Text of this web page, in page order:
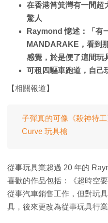
在香港筲箕灣有一間超
驚人
Raymond 憶述：「有
MANDARAKE，看到
感覺，於是便了這間玩
可租四驅車跑道，自己
【相關報道】
子彈真的可像《殺神特
Curve 玩具槍
從事玩具業超過 20 年的
喜歡的作品包括：《超時空
從事汽車銷售工作，但對玩
具，後來更改為從事玩具行業